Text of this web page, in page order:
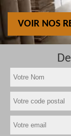
VOIR NOS